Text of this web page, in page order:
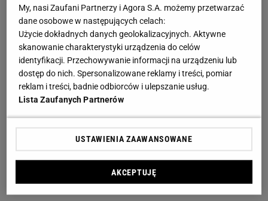
My, nasi Zaufani Partnerzy i Agora S.A. możemy przetwarzać
dane osobowe w następujących celach:
Użycie dokładnych danych geolokalizacyjnych. Aktywne
skanowanie charakterystyki urządzenia do celów
identyfikacji. Przechowywanie informacji na urządzeniu lub
dostęp do nich. Spersonalizowane reklamy i treści, pomiar
reklam i treści, badnie odbiorców i ulepszanie usług.
Lista Zaufanych Partnerów
USTAWIENIA ZAAWANSOWANE
AKCEPTUJĘ